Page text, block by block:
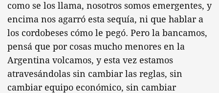
como se los llama, nosotros somos emergentes, y
encima nos agarró esta sequía, ni que hablar a
los cordobeses cómo le pegó. Pero la bancamos,
pensá que por cosas mucho menores en la
Argentina volcamos, y esta vez estamos
atravesándolas sin cambiar las reglas, sin
cambiar equipo económico, sin cambiar